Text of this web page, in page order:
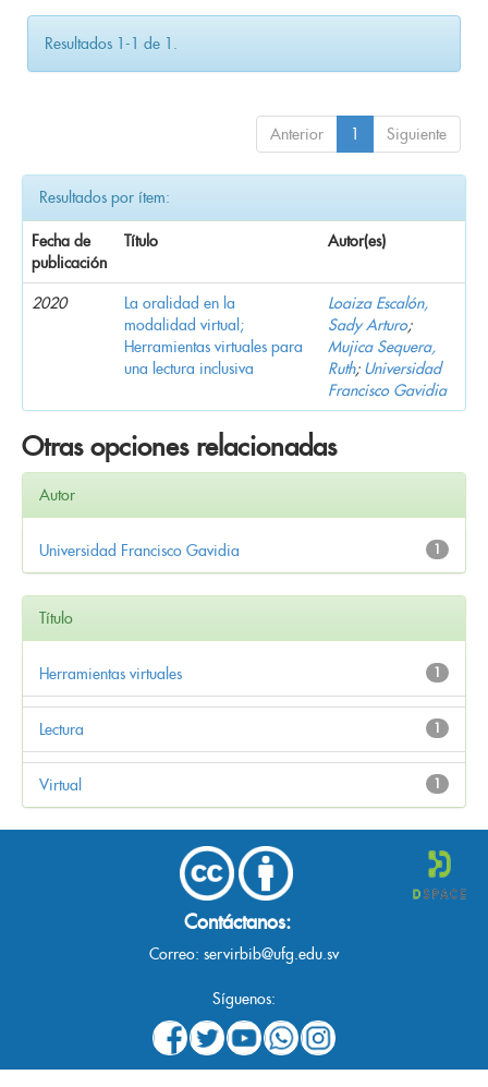
Resultados 1-1 de 1.
Anterior 1 Siguiente
Resultados por ítem:
Fecha de
publicación
Título Autor(es)
2020
La oralidad en la
modalidad virtual;
Herramientas virtuales para
una lectura inclusiva
Loaiza Escalón,
Sady Arturo;
Mujica Sequera,
Ruth; Universidad
Francisco Gavidia
Otras opciones relacionadas
Autor
1
Universidad Francisco Gavidia
Título
1
Herramientas virtuales
1
Lectura
1
Virtual
Contáctanos:
Correo: servirbib@ufg.edu.sv
Síguenos: